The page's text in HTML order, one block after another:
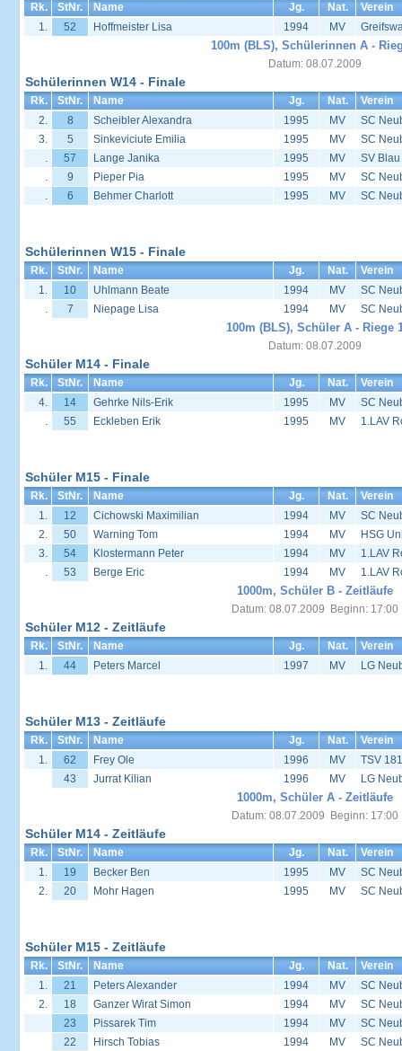
Rk. StNr. Name Jg. Nat.
Verein
1.
52 Hoffmeister Lisa 1994 MV
100m (BLS), Schülerinnen A -
Datum: 08.07.2009
Schülerinnen W14 - Finale
Rk. StNr. Name Jg. Nat.
Verein
2.
8 Scheibler Alexandra 1995 MV
SC
3.
5 Sinkeviciute Emilia 1995 MV
SC
.
57 Lange Janika 1995 MV
SV
.
9 Pieper Pia 1995 MV
SC
.
6 Behmer Charlott 1995 MV SC
Schülerinnen W15 - Finale
Rk. StNr. Name Jg. Nat.
Verein
1.
10 Uhlmann Beate 1994 MV
SC
.
7 Niepage Lisa 1994 MV SC
100m (BLS), Schüler A - Riege
Datum: 08.07.2009
Schüler M14 - Finale
Rk. StNr. Name Jg. Nat.
Verein
4.
14 Gehrke Nils-Erik 1995 MV
SC
.
55 Eckleben Erik 1995 MV 1.LAV
Schüler M15 - Finale
Rk. StNr. Name Jg. Nat.
Verein
1.
12 Cichowski Maximilian 1994 MV
SC
2.
50 Warning Tom 1994 MV
HSG
3.
54 Klostermann Peter 1994 MV
1.LAV
.
53 Berge Eric 1994 MV 1.LAV
1000m, Schüler B - Zeitläufe
Datum: 08.07.2009 Beginn: 17:00
Schüler M12 - Zeitläufe
Rk. StNr. Name Jg. Nat.
Verein
1.
44 Peters Marcel 1997 MV LG
Schüler M13 - Zeitläufe
Rk. StNr. Name Jg. Nat.
Verein
1.
62 Frey Ole 1996 MV
TSV
43
Jurrat Kilian 1996 MV LG
1000m, Schüler A - Zeitläufe
Datum: 08.07.2009 Beginn: 17:00
Schüler M14 - Zeitläufe
Rk. StNr. Name Jg. Nat.
Verein
1.
19 Becker Ben 1995 MV
SC
2.
20 Mohr Hagen 1995 MV SC
Schüler M15 - Zeitläufe
Rk. StNr. Name Jg. Nat.
Verein
1.
21 Peters Alexander 1994 MV
SC
2.
18 Ganzer Wirat Simon 1994 MV
SC
23
Pissarek Tim 1994 MV
SC
22
Hirsch Tobias 1994 MV SC